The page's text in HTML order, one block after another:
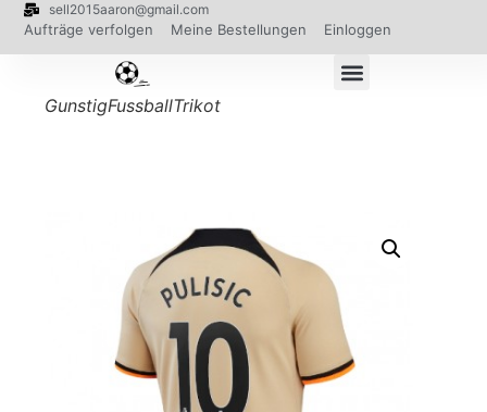
sell2015aaron@gmail.com
Aufträge verfolgen Meine Bestellungen Einloggen
GunstigFussballTrikot